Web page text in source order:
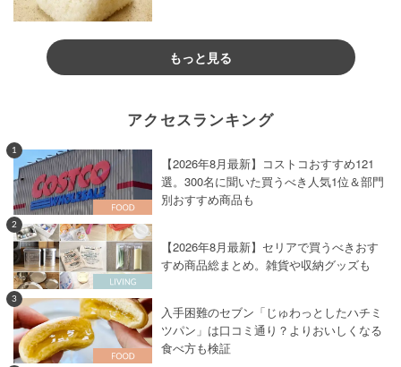
もっと見る
アクセスランキング
1
【2026年8月最新】コストコおすすめ121
選。300名に聞いた買うべき人気1位＆部門
別おすすめ商品も
2
【2026年8月最新】セリアで買うべきおす
すめ商品総まとめ。雑貨や収納グッズも
3
入手困難のセブン「じゅわっとしたハチミ
ツパン」は口コミ通り？よりおいしくなる
食べ方も検証